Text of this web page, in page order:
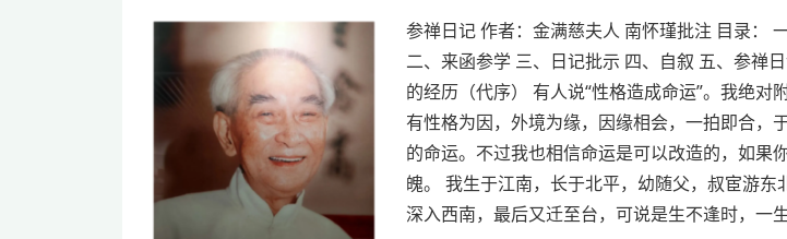
参禅日记 作者：金满慈夫人 南怀瑾批注 目录：
二、来函参学 三、日记批示 四、自叙 五、参禅
的经历（代序） 有人说“性格造成命运”。我绝对
有性格为因，外境为缘，因缘相会，一拍即合，
的命运。不过我也相信命运是可以改造的，如果
魄。 我生于江南，长于北平，幼随父，叔宦游东
深入西南，最后又迁至台，可说是生不逢时，一